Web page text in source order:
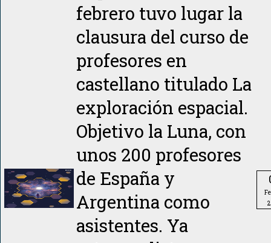
febrero tuvo lugar la
clausura del curso de
profesores en
castellano titulado La
exploración espacial.
Objetivo la Luna, con
unos 200 profesores
de España y
Argentina como
asistentes. Ya